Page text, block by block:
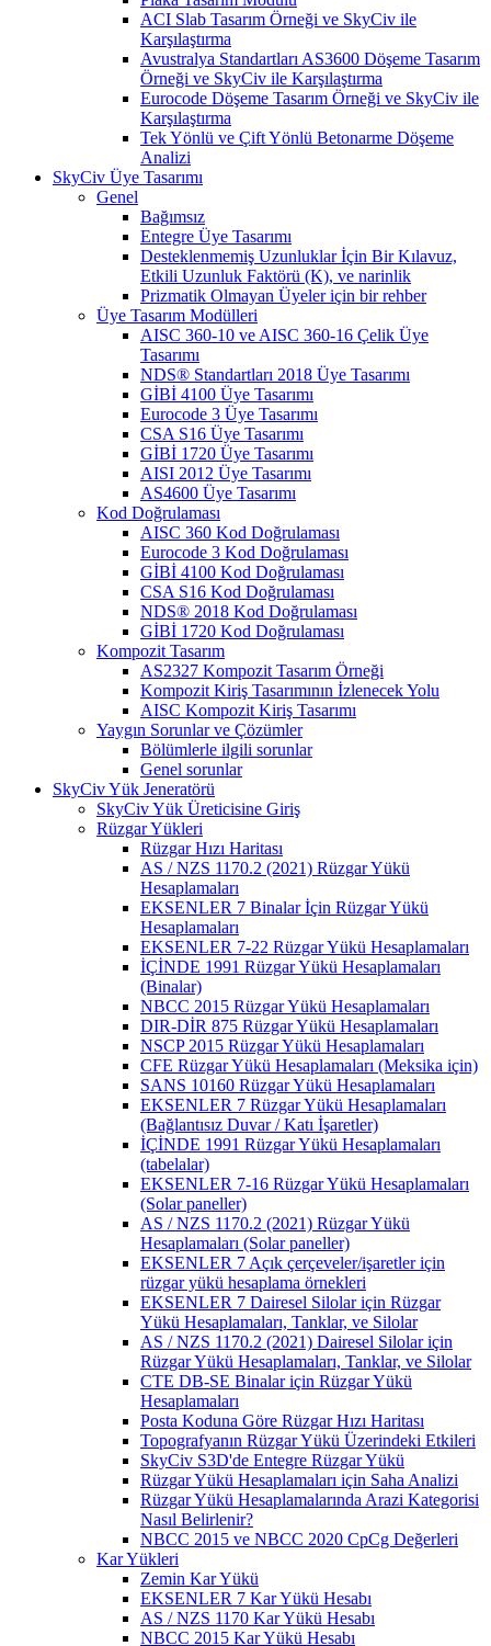
ACI Slab Tasarım Örneği ve SkyCiv ile
Karşılaştırma
Avustralya Standartları AS3600 Döşeme Tasarım
Örneği ve SkyCiv ile Karşılaştırma
Eurocode Döşeme Tasarım Örneği ve SkyCiv ile
Karşılaştırma
Tek Yönlü ve Çift Yönlü Betonarme Döşeme
Analizi
SkyCiv Üye Tasarımı
Genel
Bağımsız
Entegre Üye Tasarımı
Desteklenmemiş Uzunluklar İçin Bir Kılavuz,
Etkili Uzunluk Faktörü (K), ve narinlik
Prizmatik Olmayan Üyeler için bir rehber
Üye Tasarım Modülleri
AISC 360-10 ve AISC 360-16 Çelik Üye
Tasarımı
NDS® Standartları 2018 Üye Tasarımı
GİBİ 4100 Üye Tasarımı
Eurocode 3 Üye Tasarımı
CSA S16 Üye Tasarımı
GİBİ 1720 Üye Tasarımı
AISI 2012 Üye Tasarımı
AS4600 Üye Tasarımı
Kod Doğrulaması
AISC 360 Kod Doğrulaması
Eurocode 3 Kod Doğrulaması
GİBİ 4100 Kod Doğrulaması
CSA S16 Kod Doğrulaması
NDS® 2018 Kod Doğrulaması
GİBİ 1720 Kod Doğrulaması
Kompozit Tasarım
AS2327 Kompozit Tasarım Örneği
Kompozit Kiriş Tasarımının İzlenecek Yolu
AISC Kompozit Kiriş Tasarımı
Yaygın Sorunlar ve Çözümler
Bölümlerle ilgili sorunlar
Genel sorunlar
SkyCiv Yük Jeneratörü
SkyCiv Yük Üreticisine Giriş
Rüzgar Yükleri
Rüzgar Hızı Haritası
AS / NZS 1170.2 (2021) Rüzgar Yükü
Hesaplamaları
EKSENLER 7 Binalar İçin Rüzgar Yükü
Hesaplamaları
EKSENLER 7-22 Rüzgar Yükü Hesaplamaları
İÇİNDE 1991 Rüzgar Yükü Hesaplamaları
(Binalar)
NBCC 2015 Rüzgar Yükü Hesaplamaları
DIR-DİR 875 Rüzgar Yükü Hesaplamaları
NSCP 2015 Rüzgar Yükü Hesaplamaları
CFE Rüzgar Yükü Hesaplamaları (Meksika için)
SANS 10160 Rüzgar Yükü Hesaplamaları
EKSENLER 7 Rüzgar Yükü Hesaplamaları
(Bağlantısız Duvar / Katı İşaretler)
İÇİNDE 1991 Rüzgar Yükü Hesaplamaları
(tabelalar)
EKSENLER 7-16 Rüzgar Yükü Hesaplamaları
(Solar paneller)
AS / NZS 1170.2 (2021) Rüzgar Yükü
Hesaplamaları (Solar paneller)
EKSENLER 7 Açık çerçeveler/işaretler için
rüzgar yükü hesaplama örnekleri
EKSENLER 7 Dairesel Silolar için Rüzgar
Yükü Hesaplamaları, Tanklar, ve Silolar
AS / NZS 1170.2 (2021) Dairesel Silolar için
Rüzgar Yükü Hesaplamaları, Tanklar, ve Silolar
CTE DB-SE Binalar için Rüzgar Yükü
Hesaplamaları
Posta Koduna Göre Rüzgar Hızı Haritası
Topografyanın Rüzgar Yükü Üzerindeki Etkileri
SkyCiv S3D'de Entegre Rüzgar Yükü
Rüzgar Yükü Hesaplamaları için Saha Analizi
Rüzgar Yükü Hesaplamalarında Arazi Kategorisi
Nasıl Belirlenir?
NBCC 2015 ve NBCC 2020 CpCg Değerleri
Kar Yükleri
Zemin Kar Yükü
EKSENLER 7 Kar Yükü Hesabı
AS / NZS 1170 Kar Yükü Hesabı
NBCC 2015 Kar Yükü Hesabı